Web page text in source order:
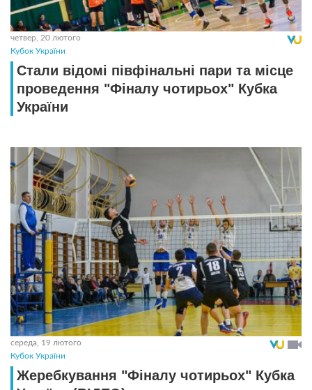
четвер, 20 лютого
Кубок України
Стали відомі півфінальні пари та місце
проведення "Фіналу чотирьох" Кубка
України
середа, 19 лютого
Кубок України
Жеребкування "Фіналу чотирьох" Кубка